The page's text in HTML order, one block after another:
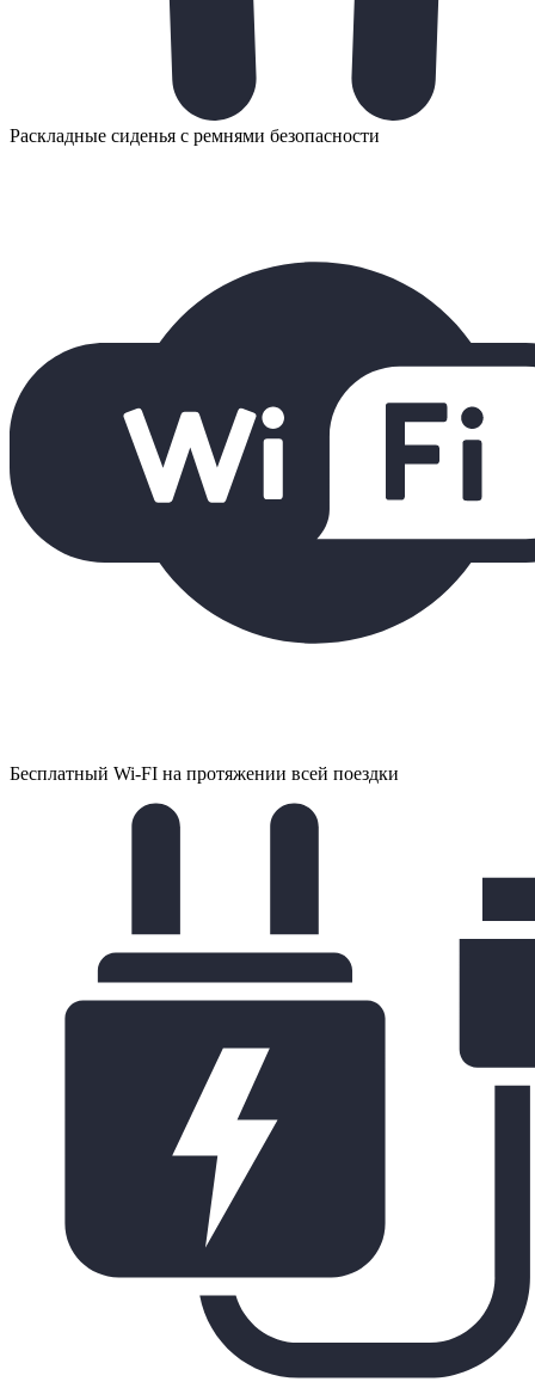
Раскладные сиденья с ремнями безопасности
Бесплатный Wi-FI на протяжении всей поездки